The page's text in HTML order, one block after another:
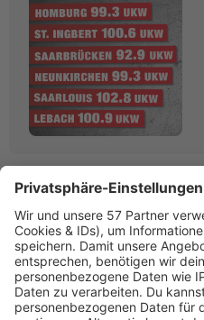
Linktipps:
RADIO SALÜ
Saarlands bester Musikmix
www.salue.de»